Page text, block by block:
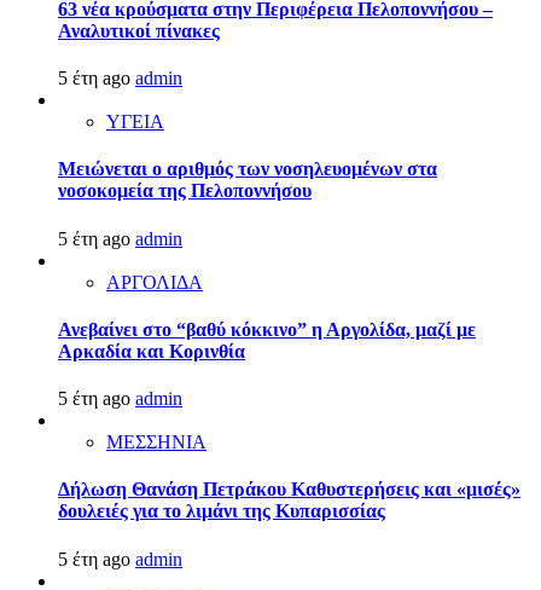
63 νέα κρούσματα στην Περιφέρεια Πελοποννήσου –
Αναλυτικοί πίνακες
5 έτη ago admin
ΥΓΕΙΑ
Μειώνεται ο αριθμός των νοσηλευομένων στα
νοσοκομεία της Πελοποννήσου
5 έτη ago admin
ΑΡΓΟΛΙΔΑ
Ανεβαίνει στο “βαθύ κόκκινο” η Αργολίδα, μαζί με
Αρκαδία και Κορινθία
5 έτη ago admin
ΜΕΣΣΗΝΙΑ
Δήλωση Θανάση Πετράκου Καθυστερήσεις και «μισές»
δουλειές για το λιμάνι της Κυπαρισσίας
5 έτη ago admin